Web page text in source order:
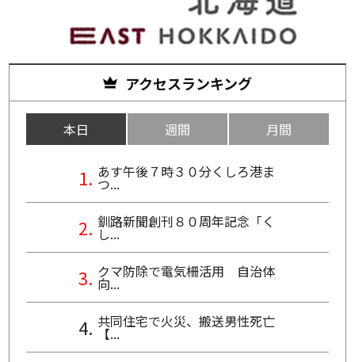
アクセスランキング
本日 週間 月間
あす午後７時３０分くしろ港ま
つ...
釧路新聞創刊８０周年記念「く
し...
クマ防除で電気柵活用 自治体
向...
共同住宅で火災、搬送男性死亡
【...